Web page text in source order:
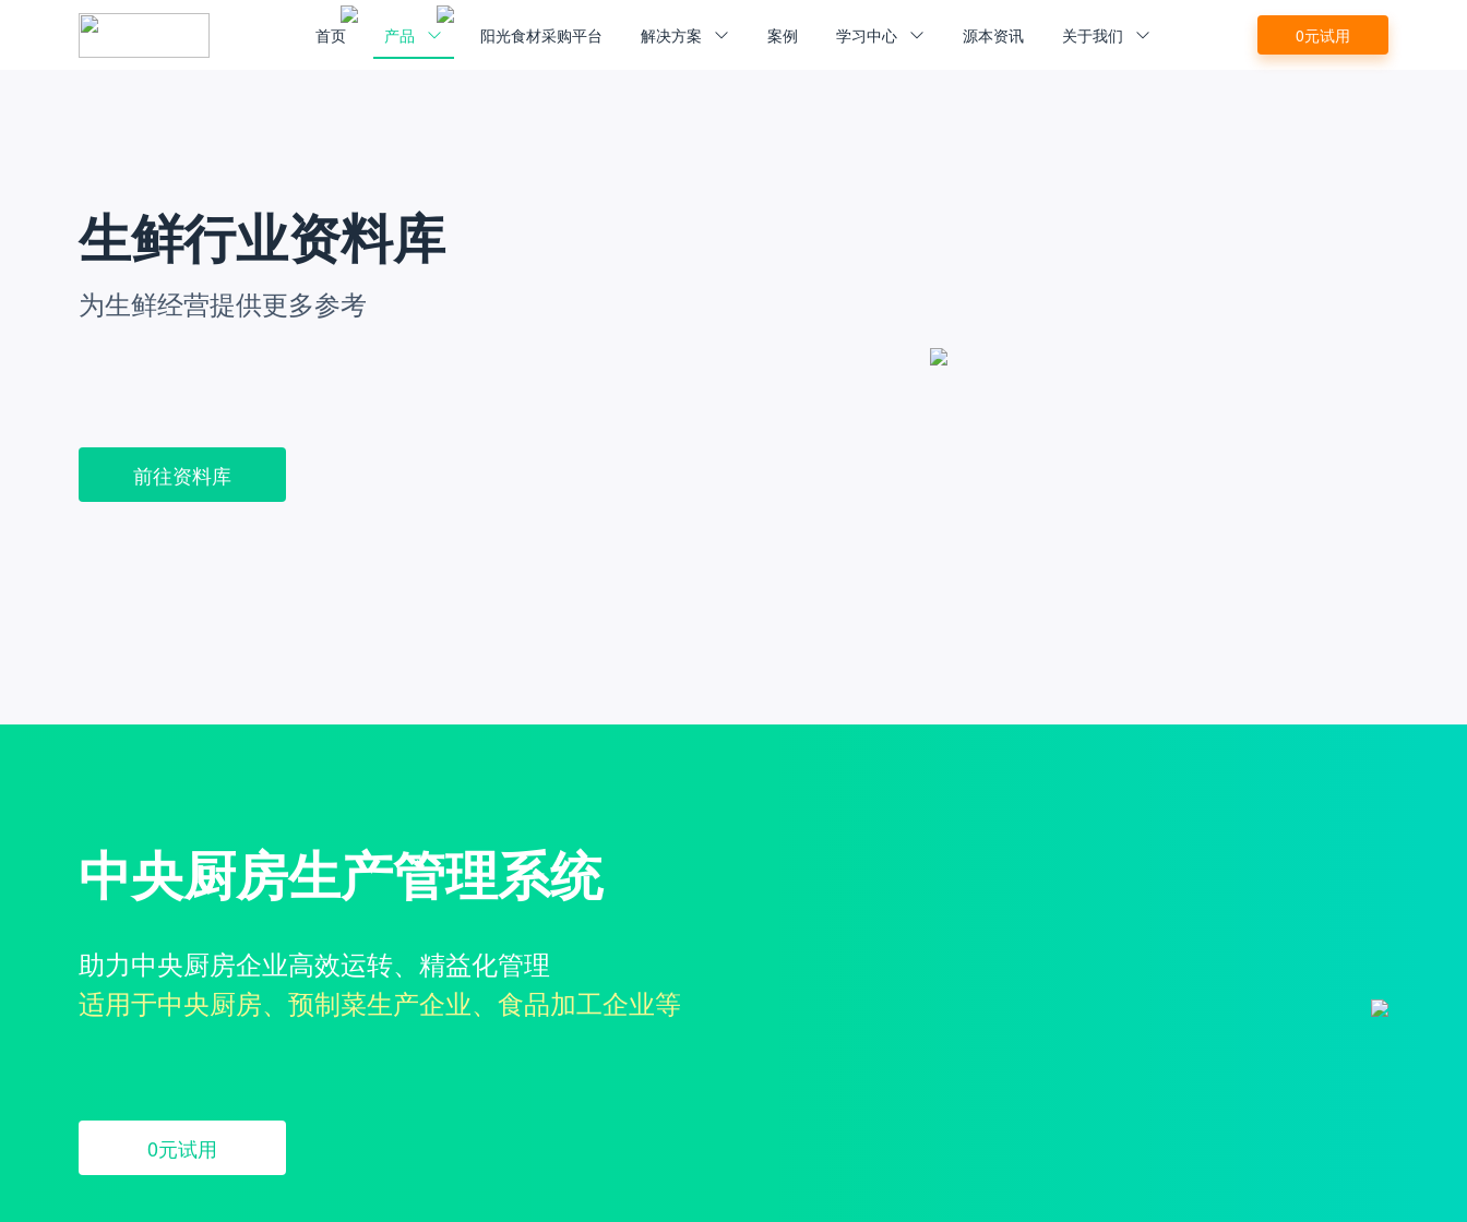
首页 产品 阳光食材采购平台 解决方案 案例 学习中心 源本资讯 关于我们 0元试用
生鲜行业资料库
为生鲜经营提供更多参考
前往资料库
中央厨房生产管理系统
助力中央厨房企业高效运转、精益化管理
适用于中央厨房、预制菜生产企业、食品加工企业等
0元试用